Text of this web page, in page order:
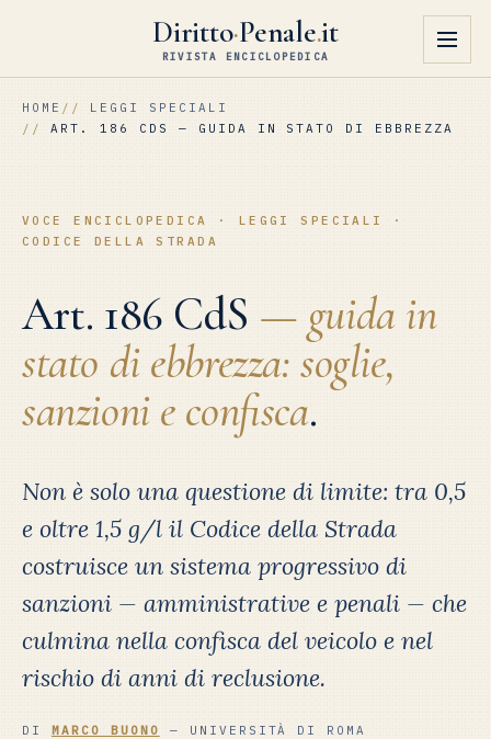
Diritto·Penale.it
RIVISTA ENCICLOPEDICA
HOME
LEGGI SPECIALI
ART. 186 CDS — GUIDA IN STATO DI EBBREZZA
VOCE ENCICLOPEDICA · LEGGI SPECIALI ·
CODICE DELLA STRADA
Art. 186 CdS — guida in
stato di ebbrezza: soglie,
sanzioni e confisca.
Non è solo una questione di limite: tra 0,5
e oltre 1,5 g/l il Codice della Strada
costruisce un sistema progressivo di
sanzioni — amministrative e penali — che
culmina nella confisca del veicolo e nel
rischio di anni di reclusione.
DI MARCO BUONO
— UNIVERSITÀ DI ROMA